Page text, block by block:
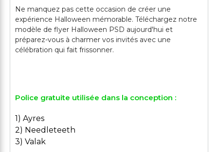
Ne manquez pas cette occasion de créer une
expérience Halloween mémorable. Téléchargez notre
modèle de flyer Halloween PSD aujourd'hui et
préparez-vous à charmer vos invités avec une
célébration qui fait frissonner.
Police gratuite utilisée dans la conception :
1) Ayres
2) Needleteeth
3) Valak